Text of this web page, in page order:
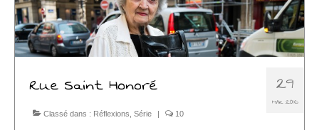
29
MAR 2016
Rue Saint Honoré
Classé dans : Réflexions Série | 10